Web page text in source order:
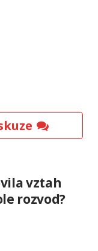
vztah
rozvod?